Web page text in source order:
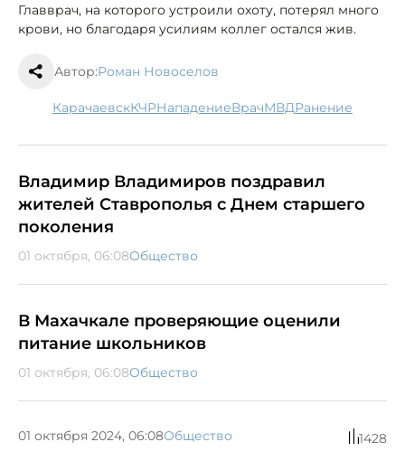
Главврач, на которого устроили охоту, потерял много
крови, но благодаря усилиям коллег остался жив.
Автор:Роман Новоселов
Карачаевск КЧР нападение врач МВД ранение
Владимир Владимиров поздравил
жителей Ставрополья с Днем старшего
поколения
01 октября, 06:08Общество
В Махачкале проверяющие оценили
питание школьников
01 октября, 06:08Общество
01 октября 2024, 06:08Общество 1428